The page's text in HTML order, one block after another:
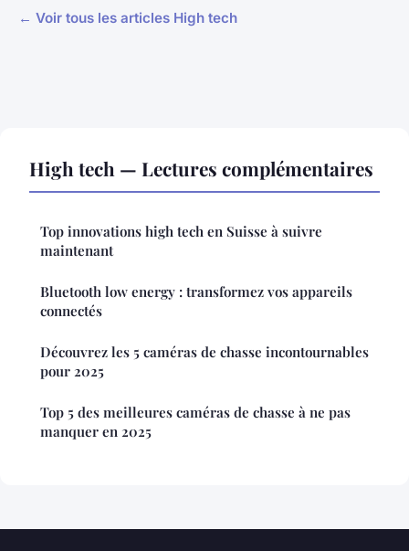
← Voir tous les articles High tech
High tech — Lectures complémentaires
Top innovations high tech en Suisse à suivre
maintenant
Bluetooth low energy : transformez vos appareils
connectés
Découvrez les 5 caméras de chasse incontournables
pour 2025
Top 5 des meilleures caméras de chasse à ne pas
manquer en 2025